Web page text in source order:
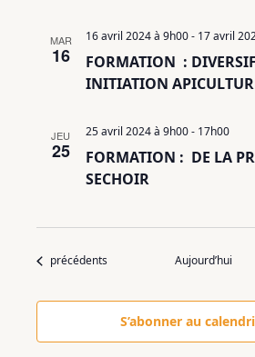
MAR
16
FORMATION :
INITIATION
16 avril 2024 à 9h00- 17 avril
JEU
25
FORMATION : DE LA
SECHOIR
25 avril 2024 à 9h00- 17h00
Évènements
précédents Aujourd’hui
S’abonner au